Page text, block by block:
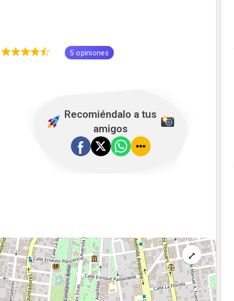
5 opiniones
Recomiéndalo a tus
amigos
⤢